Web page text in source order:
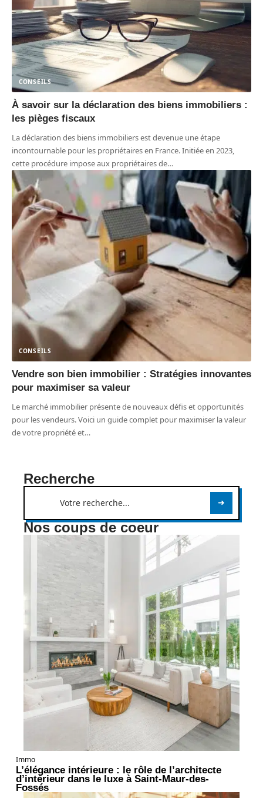
CONSEILS
À savoir sur la déclaration des biens immobiliers :
les pièges fiscaux
La déclaration des biens immobiliers est devenue une étape
incontournable pour les propriétaires en France. Initiée en 2023,
cette procédure impose aux propriétaires de…
CONSEILS
Vendre son bien immobilier : Stratégies innovantes
pour maximiser sa valeur
Le marché immobilier présente de nouveaux défis et opportunités
pour les vendeurs. Voici un guide complet pour maximiser la valeur
de votre propriété et…
Recherche
Nos coups de coeur
Immo
L’élégance intérieure : le rôle de l’architecte
d’intérieur dans le luxe à Saint-Maur-des-
Fossés